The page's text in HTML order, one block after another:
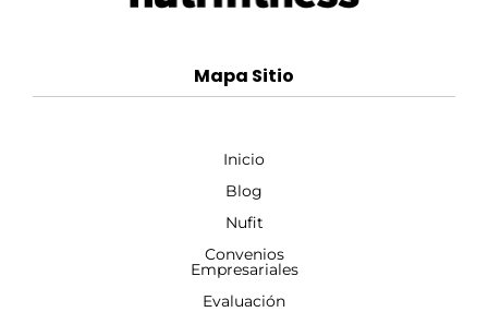
Mapa Sitio
Inicio
Blog
Nufit
Convenios
Empresariales
Evaluación